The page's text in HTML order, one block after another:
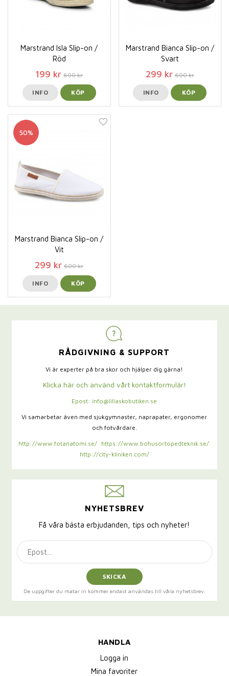
Marstrand Isla Slip-on /
Röd
199 kr 600 kr
INFO KÖP
Marstrand Bianca Slip-on /
Svart
299 kr 600 kr
INFO KÖP
50%
Marstrand Bianca Slip-on /
Vit
299 kr 600 kr
INFO KÖP
RÅDGIVNING & SUPPORT
Vi är experter på bra skor och hjälper dig gärna!
Klicka här och använd vårt kontaktformulär!
Epost: info@lillaskobutiken.se
Vi samarbetar även med sjukgymnaster, naprapater, ergonomer
och fotvårdare.
http://www.fotanatomi.se/
https://www.bohusortopedteknik.se/
http://city-kliniken.com/
NYHETSBREV
Få våra bästa erbjudanden, tips och nyheter!
SKICKA
De uppgifter du matar in kommer endast användas till våra nyhetsbrev.
HANDLA
Logga in
Mina favoriter